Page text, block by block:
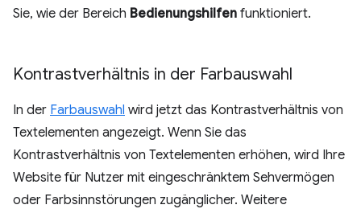
Sie, wie der Bereich Bedienungshilfen funktioniert.
Kontrastverhältnis in der Farbauswahl
In der Farbauswahl wird jetzt das Kontrastverhältnis von
Textelementen angezeigt. Wenn Sie das
Kontrastverhältnis von Textelementen erhöhen, wird Ihre
Website für Nutzer mit eingeschränktem Sehvermögen
oder Farbsinnstörungen zugänglicher. Weitere